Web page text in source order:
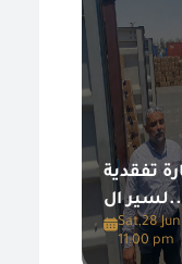
تفقدية
ال...
Sat,28
11:00 pm